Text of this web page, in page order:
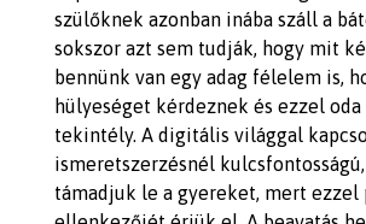
szülőknek azonban inába száll a
sokszor azt sem tudják, hogy mit
bennünk van egy adag félelem is,
hülyeséget kérdeznek és ezzel oda
tekintély. A digitális világgal
ismeretszerzésnél
támadjuk le a gyereket, mert ezzel